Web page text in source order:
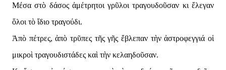
Μέσα στὸ δάσος ἀμέτρητοι γρῦλοι τραγουδοῦσαν κι ἔλεγαν
ὅλοι τὸ ἴδιο τραγούδι.
Ἀπὸ πέτρες, ἀπὸ τρῦπες τῆς γῆς ἔβλεπαν τὴν ἀστροφεγγιά οἱ
μικροὶ τραγουδιστάδες καὶ τὴν κελαηδοῦσαν.